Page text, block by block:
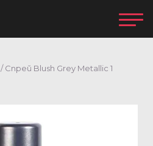
/ Спрей Blush Grey Metallic 1